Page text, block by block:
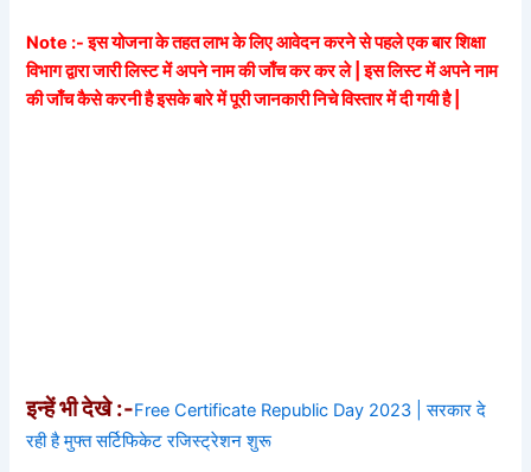
Note :- इस योजना के तहत लाभ के लिए आवेदन करने से पहले एक बार शिक्षा
विभाग द्वारा जारी लिस्ट में अपने नाम की जाँच कर कर ले | इस लिस्ट में अपने नाम
की जाँच कैसे करनी है इसके बारे में पूरी जानकारी निचे विस्तार में दी गयी है |
इन्हें भी देखे :-Free Certificate Republic Day 2023 | सरकार दे
रही है मुफ्त सर्टिफिकेट रजिस्ट्रेशन शुरू